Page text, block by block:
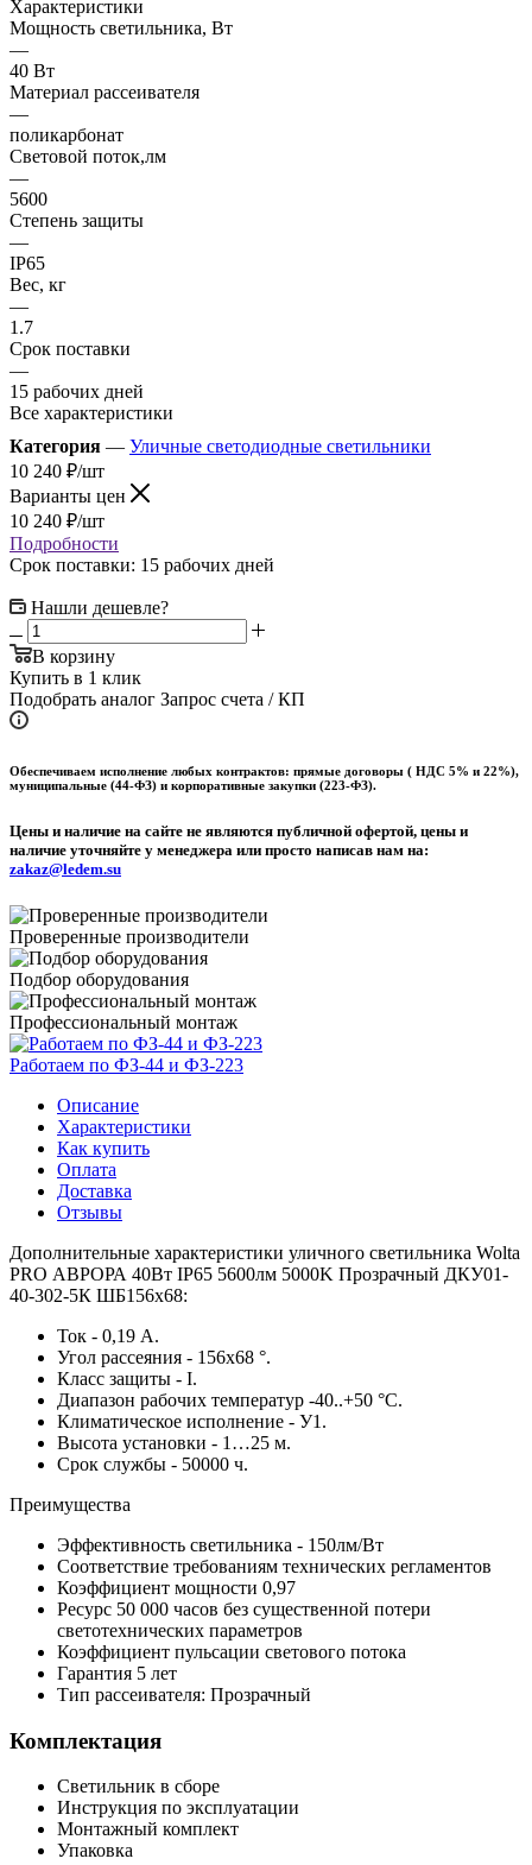
Характеристики
Мощность светильника, Вт
—
40 Вт
Материал рассеивателя
—
поликарбонат
Световой поток,лм
—
5600
Степень защиты
—
IP65
Вес, кг
—
1.7
Срок поставки
—
15 рабочих дней
Все характеристики
Категория — Уличные светодиодные светильники
10 240 ₽/шт
Варианты цен
10 240 ₽/шт
Подробности
Срок поставки: 15 рабочих дней
Нашли дешевле?
В корзину
Купить в 1 клик
Подобрать аналог Запрос счета / КП
Обеспечиваем исполнение любых контрактов: прямые договоры ( НДС 5% и 22%),
муниципальные (44-ФЗ) и корпоративные закупки (223-ФЗ).
Цены и наличие на сайте не являются публичной офертой, цены и
наличие уточняйте у менеджера или просто написав нам на:
zakaz@ledem.su
Проверенные производители
Подбор оборудования
Профессиональный монтаж
Работаем по ФЗ-44 и ФЗ-223
Описание
Характеристики
Как купить
Оплата
Доставка
Отзывы
Дополнительные характеристики уличного светильника Wolta
PRO АВРОРА 40Вт IP65 5600лм 5000K Прозрачный ДКУ01-
40-302-5К ШБ156х68:
Ток - 0,19 А.
Угол рассеяния - 156х68 °.
Класс защиты - I.
Диапазон рабочих температур -40..+50 °С.
Климатическое исполнение - У1.
Высота установки - 1…25 м.
Срок службы - 50000 ч.
Преимущества
Эффективность светильника - 150лм/Вт
Соответствие требованиям технических регламентов
Коэффициент мощности 0,97
Ресурс 50 000 часов без существенной потери
светотехнических параметров
Коэффициент пульсации светового потока
Гарантия 5 лет
Тип рассеивателя: Прозрачный
Комплектация
Светильник в сборе
Инструкция по эксплуатации
Монтажный комплект
Упаковка